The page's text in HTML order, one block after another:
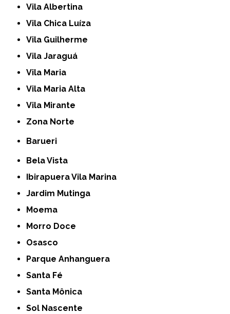
Vila Albertina
Vila Chica Luíza
Vila Guilherme
Vila Jaraguá
Vila Maria
Vila Maria Alta
Vila Mirante
Zona Norte
Barueri
Bela Vista
Ibirapuera Vila Marina
Jardim Mutinga
Moema
Morro Doce
Osasco
Parque Anhanguera
Santa Fé
Santa Mônica
Sol Nascente